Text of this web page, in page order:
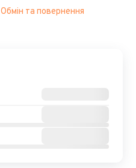
Обмін та повернення